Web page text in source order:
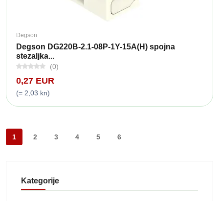
Degson
Degson DG220B-2.1-08P-1Y-15A(H) spojna
stezaljka...
(0)
0,27 EUR
(= 2,03 kn)
1 2 3 4 5 6
Kategorije